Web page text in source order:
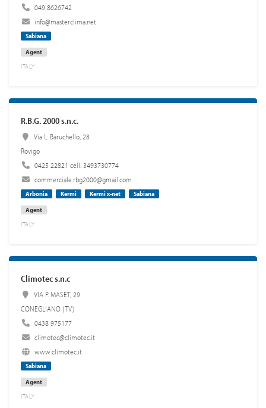
049 8626742
info@masterclima.net
Sabiana
Agent
ITALY
R.B.G. 2000 s.n.c.
Via L. Baruchello, 28
Rovigo
0425 22821 cell. 3493730774
commerciale.rbg2000@gmail.com
Arbonia Kermi Kermi x-net
Sabiana
Agent
ITALY
Climotec s.n.c
VIA P. MASET, 29
CONEGLIANO (TV)
0438 975177
climotec@climotec.it
www.climotec.it
Sabiana
Agent
ITALY